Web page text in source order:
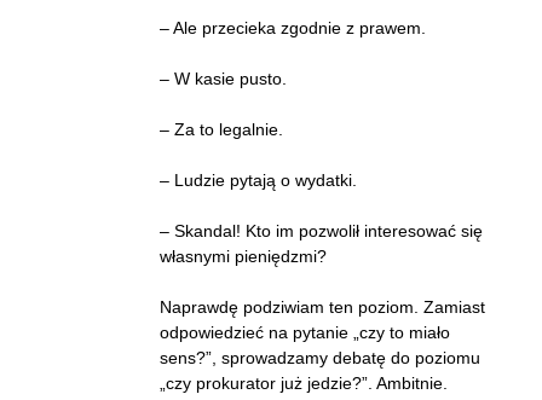
– Ale przecieka zgodnie z prawem.
– W kasie pusto.
– Za to legalnie.
– Ludzie pytają o wydatki.
– Skandal! Kto im pozwolił interesować się
własnymi pieniędzmi?
Naprawdę podziwiam ten poziom. Zamiast
odpowiedzieć na pytanie „czy to miało
sens?”, sprowadzamy debatę do poziomu
„czy prokurator już jedzie?”. Ambitnie.